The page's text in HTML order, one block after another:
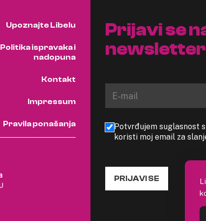
Upoznajte Libelu
Politika ispravaka i
nadopuna
Kontakt
Impressum
Pravila ponašanja
Prijavi se
newsletter
Potvrđujem suglasnost
koristi moj email za
PRIJAVI SE